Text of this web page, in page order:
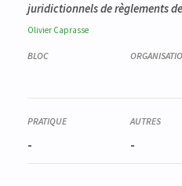
juridictionnels de règlements
Olivier Caprasse
- -